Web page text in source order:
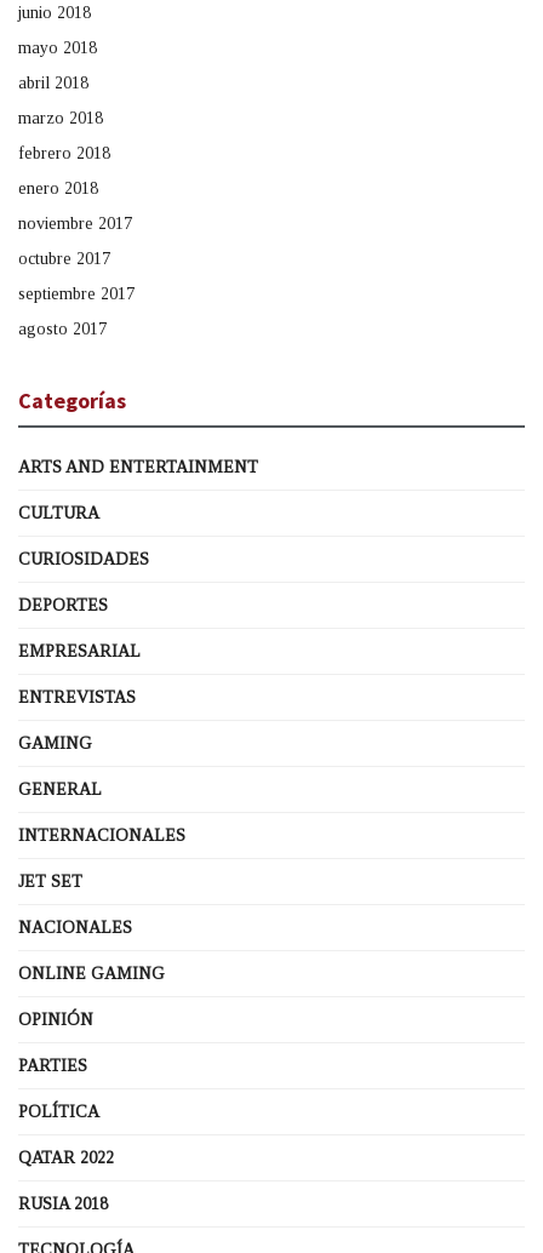
junio 2018
mayo 2018
abril 2018
marzo 2018
febrero 2018
enero 2018
noviembre 2017
octubre 2017
septiembre 2017
agosto 2017
Categorías
ARTS AND ENTERTAINMENT
CULTURA
CURIOSIDADES
DEPORTES
EMPRESARIAL
ENTREVISTAS
GAMING
GENERAL
INTERNACIONALES
JET SET
NACIONALES
ONLINE GAMING
OPINIÓN
PARTIES
POLÍTICA
QATAR 2022
RUSIA 2018